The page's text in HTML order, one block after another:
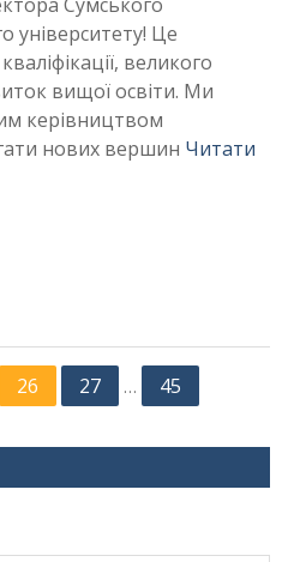
університету! Це
великого
вищої освіти. Ми
керівництвом
нових вершин Читати
26 27 …
45